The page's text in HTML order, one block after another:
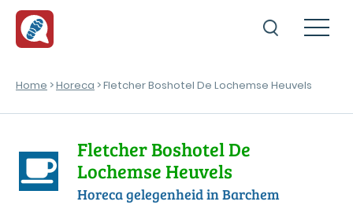
Home >Horeca > Fletcher Boshotel De Lochemse Heuvels
Fletcher Boshotel De
Lochemse Heuvels
Horeca gelegenheid in Barchem